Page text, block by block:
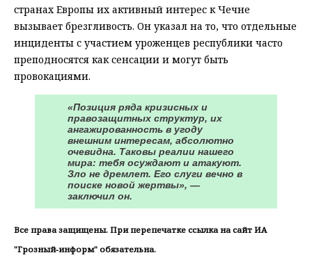
странах Европы их активный интерес к Чечне
вызывает брезгливость. Он указал на то, что отдельные
инциденты с участием уроженцев республики часто
преподносятся как сенсации и могут быть
провокациями.
«Позиция ряда кризисных и
правозащитных структур, их
ангажированность в угоду
внешним интересам, абсолютно
очевидна. Таковы реалии нашего
мира: тебя осуждают и атакуют.
Зло не дремлет. Его слуги вечно в
поиске новой жертвы», —
заключил он.
Все права защищены. При перепечатке ссылка на сайт ИА
"Грозный-информ" обязательна.